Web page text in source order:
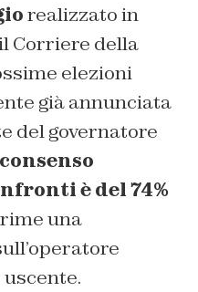
realizzato in
Corriere della
elezioni
già annunciata
del governatore
è del 74%
una